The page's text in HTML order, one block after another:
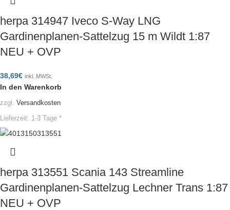
herpa 314947 Iveco S-Way LNG
Gardinenplanen-Sattelzug 15 m Wildt 1:87
NEU + OVP
38,69€ inkl. MWSt.
In den Warenkorb
zzgl. Versandkosten
Lieferzeit: 1-3 Tage *
herpa 313551 Scania 143 Streamline
Gardinenplanen-Sattelzug Lechner Trans 1:87
NEU + OVP